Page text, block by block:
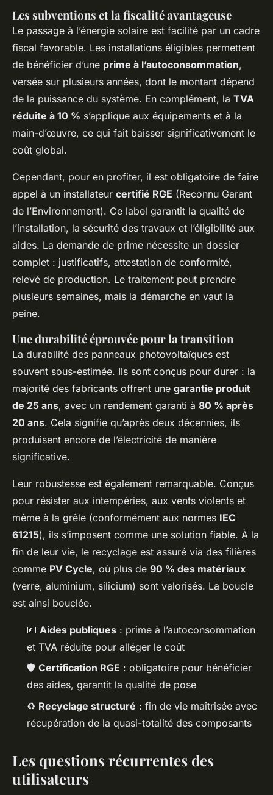
Les subventions et la fiscalité avantageuse
Le passage à l’énergie solaire est facilité par un cadre
fiscal favorable. Les installations éligibles permettent
de bénéficier d’une prime à l’autoconsommation,
versée sur plusieurs années, dont le montant dépend
de la puissance du système. En complément, la TVA
réduite à 10 % s’applique aux équipements et à la
main-d’œuvre, ce qui fait baisser significativement le
coût global.
Cependant, pour en profiter, il est obligatoire de faire
appel à un installateur certifié RGE (Reconnu Garant
de l’Environnement). Ce label garantit la qualité de
l’installation, la sécurité des travaux et l’éligibilité aux
aides. La demande de prime nécessite un dossier
complet : justificatifs, attestation de conformité,
relevé de production. Le traitement peut prendre
plusieurs semaines, mais la démarche en vaut la
peine.
Une durabilité éprouvée pour la transition
La durabilité des panneaux photovoltaïques est
souvent sous-estimée. Ils sont conçus pour durer : la
majorité des fabricants offrent une garantie produit
de 25 ans, avec un rendement garanti à 80 % après
20 ans. Cela signifie qu’après deux décennies, ils
produisent encore de l’électricité de manière
significative.
Leur robustesse est également remarquable. Conçus
pour résister aux intempéries, aux vents violents et
même à la grêle (conformément aux normes IEC
61215), ils s’imposent comme une solution fiable. À la
fin de leur vie, le recyclage est assuré via des filières
comme PV Cycle, où plus de 90 % des matériaux
(verre, aluminium, silicium) sont valorisés. La boucle
est ainsi bouclée.
💶 Aides publiques : prime à l’autoconsommation
et TVA réduite pour alléger le coût
🛡️ Certification RGE : obligatoire pour bénéficier
des aides, garantit la qualité de pose
♻️ Recyclage structuré : fin de vie maîtrisée avec
récupération de la quasi-totalité des composants
Les questions récurrentes des
utilisateurs